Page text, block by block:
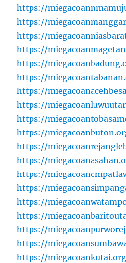
https://
https://
https://
https://
https://
https://
https://
https://
https://
https://
https://
https://
https://
https://
https://
https://
https://
https://
https://miegacoankutai.org